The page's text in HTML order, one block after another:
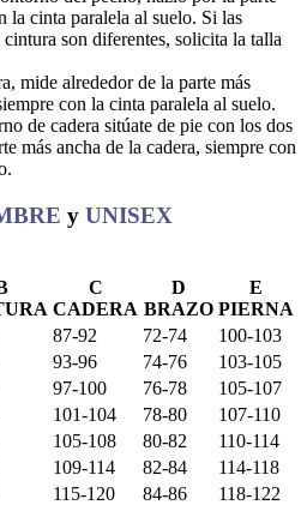
la cinta paralela al suelo. Si las
son diferentes, solicita la talla
mide alrededor de la parte más
con la cinta paralela al suelo.
de cadera sitúate de pie con los dos
más ancha de la cadera, siempre con
y UNISEX
C
CADERA
D
BRAZO
E
PIERNA
87-92 72-74
100-103
93-96 74-76
103-105
97-100 76-78
105-107
101-104 78-80
107-110
105-108 80-82
110-114
109-114 82-84
114-118
115-120 84-86 118-122